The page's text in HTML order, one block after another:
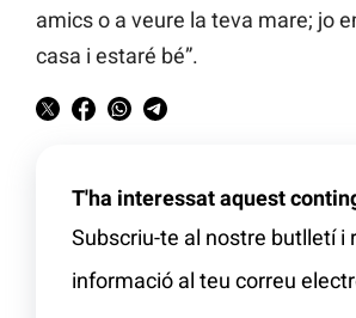
amics o a veure la teva mare; jo
casa i estaré bé”.
T'ha interessat aquest
Subscriu-te al nostre butlletí i
informació al teu correu